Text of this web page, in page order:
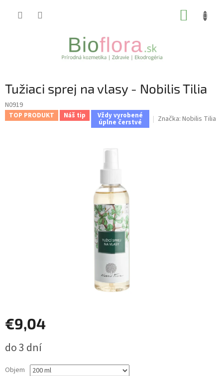
Tužiaci sprej na vlasy - Nobilis Tilia
N0919
TOP PRODUKT Náš tip Vždy vyrobené
úplne čerstvé Značka: Nobilis Tilia
€9,04
cena:
do 3 dní
Objem